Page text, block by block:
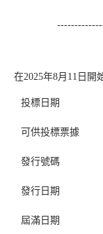
在2025年8月11日開
投標日期
可供投標票據
發行號碼
發行日期
屆滿日期